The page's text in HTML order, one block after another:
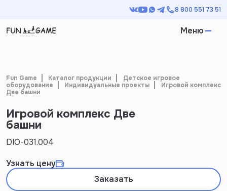
8 800 551 73 51
Меню
Fun Game Каталог продукции
Детское игровое
оборудование
Индивидуальные проекты
Игровой комплекс
Две башни
Игровой комплекс Две
башни
DIO-031.004
Узнать цену
Заказать